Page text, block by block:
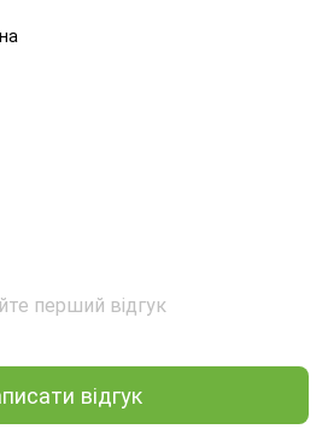
перший відгук
відгук